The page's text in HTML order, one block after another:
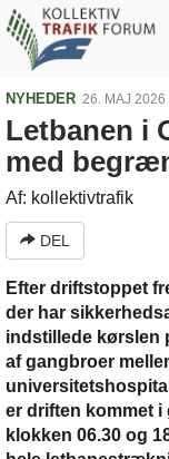
NYHEDER 26. MAJ 2026
Letbanen i
med
Af: kollektivtrafik
DEL
Efter driftstoppet
der har
indstillede kørslen
af gangbroer
er driften kommet
klokken 06.30 og